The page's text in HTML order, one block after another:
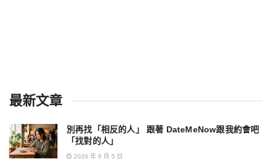
最新文章
別再找「相反的人」 跟著 DateMeNow跟我約會吧
「找對的人」
2026 年 8 月 5 日